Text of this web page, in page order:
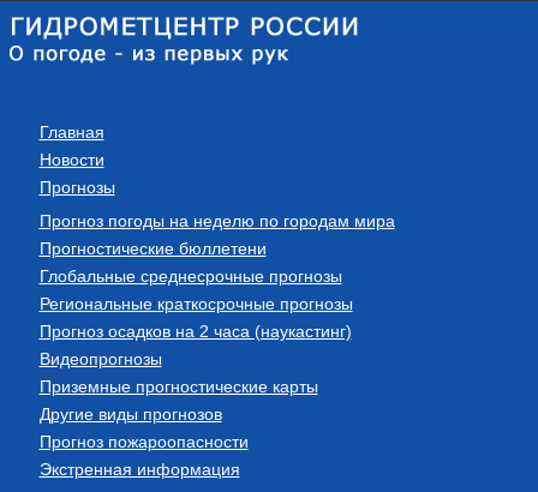
Главная
Новости
Прогнозы
Прогноз погоды на неделю по городам мира
Прогностические бюллетени
Глобальные среднесрочные прогнозы
Региональные краткосрочные прогнозы
Прогноз осадков на 2 часа (наукастинг)
Видеопрогнозы
Приземные прогностические карты
Другие виды прогнозов
Прогноз пожароопасности
Экстренная информация